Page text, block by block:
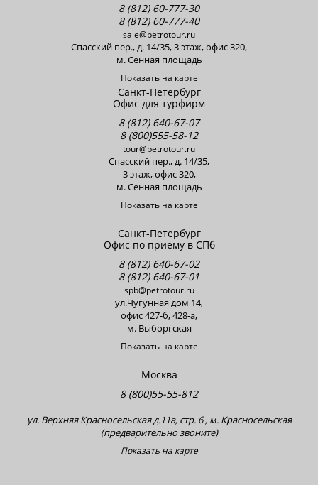
8 (812) 60-777-30
8 (812) 60-777-40
sale@petrotour.ru
Cпасский пер., д. 14/35, 3 этаж, офис 320,
м. Сенная площадь
Показать на карте
Санкт-Петербург
Офис для турфирм
8 (812) 640-67-07
8 (800)555-58-12
tour@petrotour.ru
Cпасский пер., д. 14/35,
3 этаж, офис 320,
м. Сенная площадь
Показать на карте
Санкт-Петербург
Офис по приему в СПб
8 (812) 640-67-02
8 (812) 640-67-01
spb@petrotour.ru
ул.Чугунная дом 14,
офис 427-б, 428-a,
м. Выборгская
Показать на карте
Москва
8 (800)55-55-812
ул. Верхняя Красносельская д.11а, стр. 6 , м. Красносельская
(предварительно звоните)
Показать на карте